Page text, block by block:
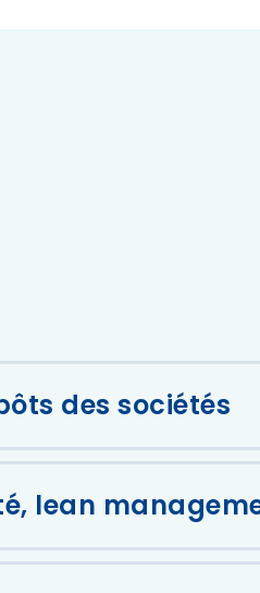
des sociétés
lean